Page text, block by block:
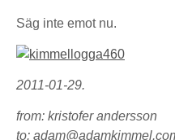
Säg inte emot nu.
2011-01-29.
from: kristofer andersson
to: